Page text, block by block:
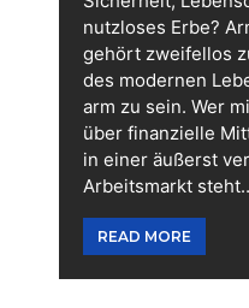
nutzloses Erbe?
gehört zweifellos
des modernen
arm zu sein. Wer
über finanzielle
in einer äußerst
Arbeitsmarkt
READ MORE